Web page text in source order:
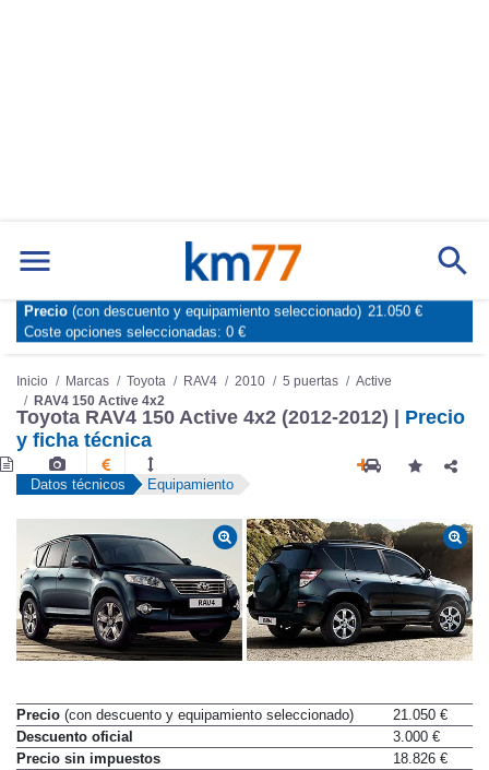
Marcas Comparador de coches
Inicio Marcas Toyota RAV4 2010 5 puertas
Active
RAV4 150 Active 4x2
Toyota RAV4 150 Active 4x2 (2012-2012) | Precio
y ficha técnica
Datos técnicos Equipamiento
Precio (con descuento y equipamiento seleccionado)
21.050 €
Descuento oficial
3.000 €
Precio sin impuestos
18.826 €
Precio (con descuento y equipamiento seleccionado) 21.050 €
Coste opciones seleccionadas: 0 €